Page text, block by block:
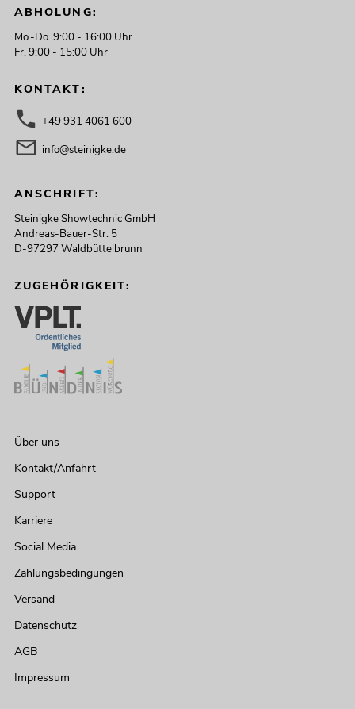
ABHOLUNG:
Mo.-Do. 9:00 - 16:00 Uhr
Fr. 9:00 - 15:00 Uhr
KONTAKT:
+49 931 4061 600
info@steinigke.de
ANSCHRIFT:
Steinigke Showtechnic GmbH
Andreas-Bauer-Str. 5
D-97297 Waldbüttelbrunn
ZUGEHÖRIGKEIT:
Über uns
Kontakt/Anfahrt
Support
Karriere
Social Media
Zahlungsbedingungen
Versand
Datenschutz
AGB
Impressum